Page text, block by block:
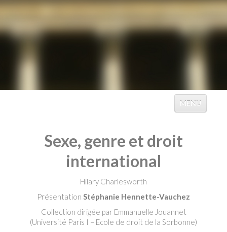
MENU
ÉVÉNEMENTS
TABLES
CATALOGUES
Sexe, genre et droit
international
Hilary Charlesworth
Présentation Stéphanie Hennette-Vauchez
Collection dirigée par Emmanuelle Jouannet
(Université Paris I – Ecole de droit de la Sorbonne)